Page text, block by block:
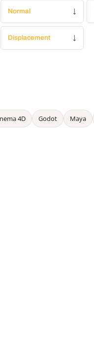
Normal ↓
Displacement ↓
4D Godot Maya